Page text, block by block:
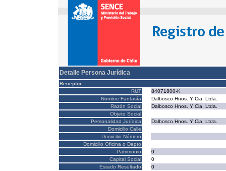
Detalle Persona Jurídica
Receptor
RUT
84071800-K
Nombre Fantasía
Dalbosco Hnos. Y Cia. Ltda.
Razón Social
Dalbosco Hnos. Y Cia. Ltda.
Objeto Social
Personalidad Jurídica
Dalbosco Hnos. Y Cia. Ltda.
Domicilio Calle
Domicilio Número
Domicilio Oficina o Depto
Patrimonio
0
Capital Social
0
Estado Resultado
0